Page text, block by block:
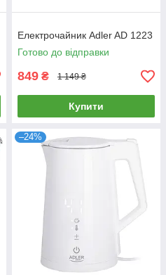
Електрочайник Adler AD 1223
Готово до відправки
849 ₴ 1 149 ₴
Купити
–24%